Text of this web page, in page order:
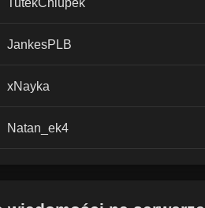
JankesPLB
xNayka
Natan_ek4